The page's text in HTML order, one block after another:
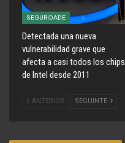
SEGURIDADE
Detectada una nueva
vulnerabilidad grave que
afecta a casi todos los chips
de Intel desde 2011
ANTERIOR SEGUINTE